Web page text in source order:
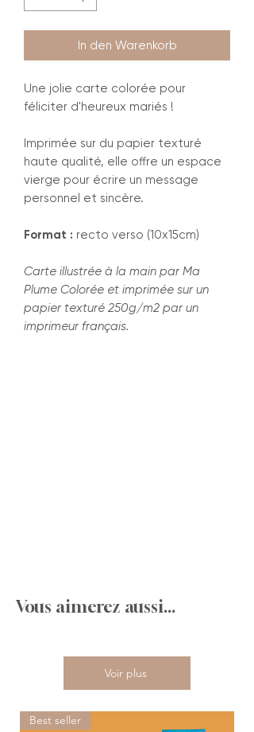
In den Warenkorb
Une jolie carte colorée pour
féliciter d'heureux mariés !
Imprimée sur du papier texturé
haute qualité, elle offre un espace
vierge pour écrire un message
personnel et sincère.
Format : recto verso (10x15cm)
Carte illustrée à la main par Ma
Plume Colorée et imprimée sur un
papier texturé 250g/m2 par un
imprimeur français.
Vous aimerez aussi...
Voir plus
Best seller